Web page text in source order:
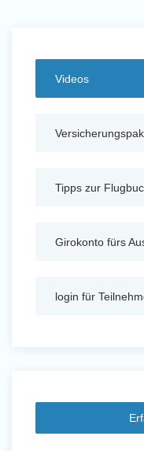
und
Videos
Tipps zur
Girokonto fürs
login für